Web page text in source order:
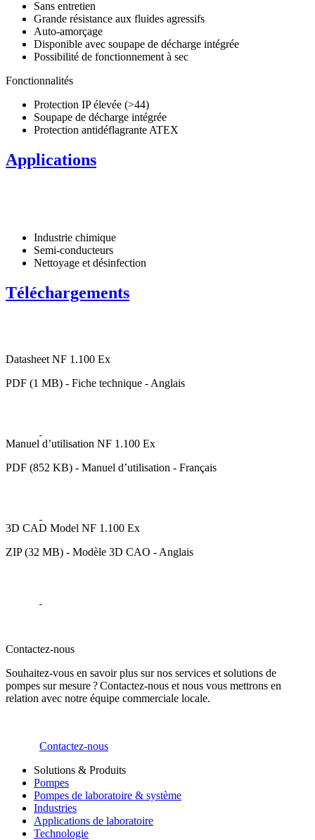
Sans entretien
Grande résistance aux fluides agressifs
Auto-amorçage
Disponible avec soupape de décharge intégrée
Possibilité de fonctionnement à sec
Fonctionnalités
Protection IP élevée (>44)
Soupape de décharge intégrée
Protection antidéflagrante ATEX
Applications
Industrie chimique
Semi-conducteurs
Nettoyage et désinfection
Téléchargements
Datasheet NF 1.100 Ex
PDF (1 MB) - Fiche technique - Anglais
Manuel d’utilisation NF 1.100 Ex
PDF (852 KB) - Manuel d’utilisation - Français
3D CAD Model NF 1.100 Ex
ZIP (32 MB) - Modèle 3D CAO - Anglais
Contactez-nous
Souhaitez-vous en savoir plus sur nos services et solutions de
pompes sur mesure ? Contactez-nous et nous vous mettrons en
relation avec notre équipe commerciale locale.
Contactez-nous
Solutions & Produits
Pompes
Pompes de laboratoire & système
Industries
Applications de laboratoire
Technologie